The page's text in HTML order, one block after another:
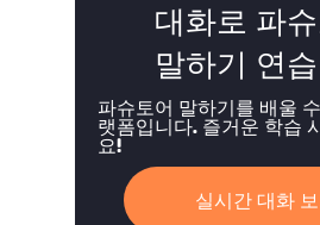
대화로 파
말하기 연습
파슈토어 말하기를 배울
랫폼입니다. 즐거운 학습
요!
실시간 대화